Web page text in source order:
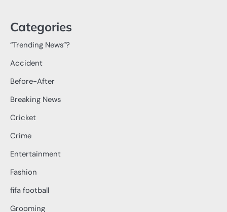
Categories
“Trending News”?
Accident
Before-After
Breaking News
Cricket
Crime
Entertainment
Fashion
fifa football
Grooming